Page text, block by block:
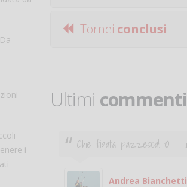
i
Tornei conclusi
Ultimi commenti
Che figata pazzesca! :O
Andrea Bianchetti